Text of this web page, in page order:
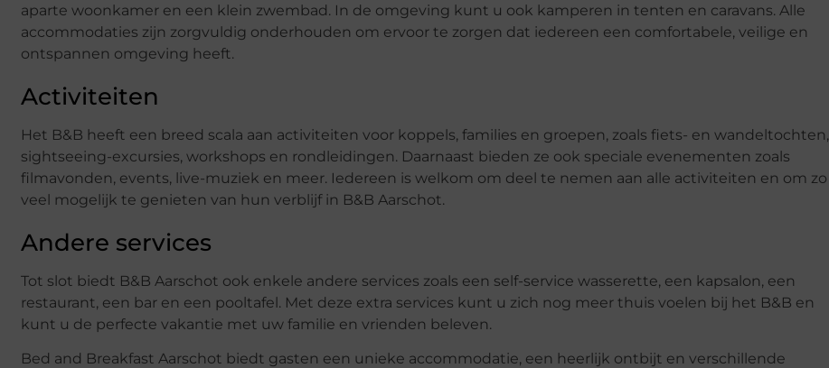
aparte woonkamer en een klein zwembad. In de omgeving kunt u ook kamperen in tenten en caravans. Alle
accommodaties zijn zorgvuldig onderhouden om ervoor te zorgen dat iedereen een comfortabele, veilige en
ontspannen omgeving heeft.
Activiteiten
Het B&B heeft een breed scala aan activiteiten voor koppels, families en groepen, zoals fiets- en wandeltochten,
sightseeing-excursies, workshops en rondleidingen. Daarnaast bieden ze ook speciale evenementen zoals
filmavonden, events, live-muziek en meer. Iedereen is welkom om deel te nemen aan alle activiteiten en om zo
veel mogelijk te genieten van hun verblijf in B&B Aarschot.
Andere services
Tot slot biedt B&B Aarschot ook enkele andere services zoals een self-service wasserette, een kapsalon, een
restaurant, een bar en een pooltafel. Met deze extra services kunt u zich nog meer thuis voelen bij het B&B en
kunt u de perfecte vakantie met uw familie en vrienden beleven.
Bed and Breakfast Aarschot biedt gasten een unieke accommodatie, een heerlijk ontbijt en verschillende